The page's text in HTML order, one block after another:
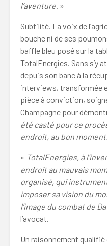
l’aventure. »
Subtilité. La voix de
bouche ni de ses
baffle bleu posé sur la
TotalEnergies. Sans s’y
depuis son banc à la
interviews, transformée
pièce à conviction,
Champagne pour
été casté pour ce
endroit, au bon
« TotalEnergies, à
endroit au mauvais
organisé, qui
imposer sa vision du
l’image du combat de
l’avocat.
Un raisonnement qualifié